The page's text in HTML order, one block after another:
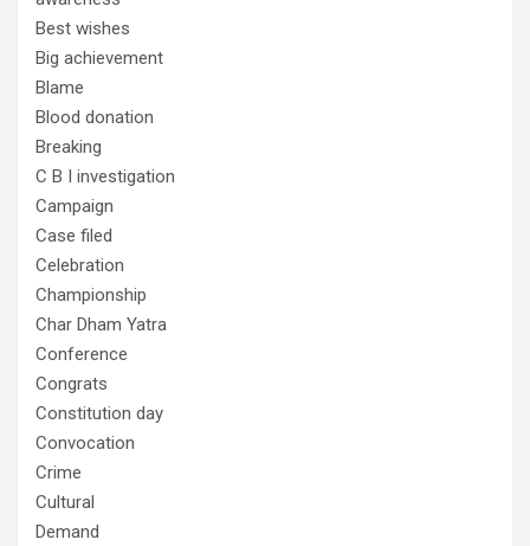
Best wishes
Big achievement
Blame
Blood donation
Breaking
C B I investigation
Campaign
Case filed
Celebration
Championship
Char Dham Yatra
Conference
Congrats
Constitution day
Convocation
Crime
Cultural
Demand